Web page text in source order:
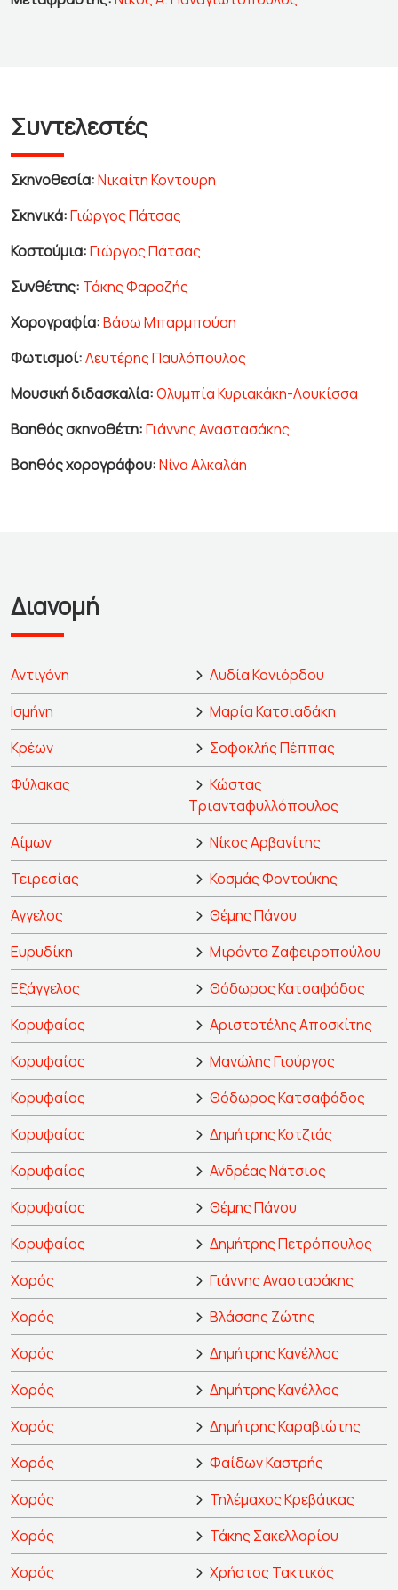
Συντελεστές
Σκηνοθεσία:Νικαίτη Κοντούρη
Σκηνικά:Γιώργος Πάτσας
Κοστούμια:Γιώργος Πάτσας
Συνθέτης: Τάκης Φαραζής
Χορογραφία:Βάσω Μπαρμπούση
Φωτισμοί:Λευτέρης Παυλόπουλος
Μουσική διδασκαλία:Ολυμπία Κυριακάκη-Λουκίσσα
Βοηθός σκηνοθέτη:Γιάννης Αναστασάκης
Βοηθός χορογράφου:Νίνα Αλκαλάη
Διανομή
Αντιγόνη
Λυδία Κονιόρδου
Ισμήνη
Μαρία Κατσιαδάκη
Κρέων
Σοφοκλής Πέππας
Φύλακας
Κώστας
Τριανταφυλλόπουλος
Αίμων
Νίκος Αρβανίτης
Τειρεσίας
Κοσμάς Φοντούκης
Άγγελος
Θέμης Πάνου
Ευρυδίκη
Μιράντα Ζαφειροπούλου
Εξάγγελος
Θόδωρος Κατσαφάδος
Κορυφαίος
Αριστοτέλης Αποσκίτης
Κορυφαίος
Μανώλης Γιούργος
Κορυφαίος
Θόδωρος Κατσαφάδος
Κορυφαίος
Δημήτρης Κοτζιάς
Κορυφαίος
Ανδρέας Νάτσιος
Κορυφαίος
Θέμης Πάνου
Κορυφαίος
Δημήτρης Πετρόπουλος
Χορός
Γιάννης Αναστασάκης
Χορός
Βλάσσης Ζώτης
Χορός
Δημήτρης Κανέλλος
Χορός
Δημήτρης Κανέλλος
Χορός
Δημήτρης Καραβιώτης
Χορός
Φαίδων Καστρής
Χορός
Τηλέμαχος Κρεβάικας
Χορός
Τάκης Σακελλαρίου
Χορός
Χρήστος Τακτικός